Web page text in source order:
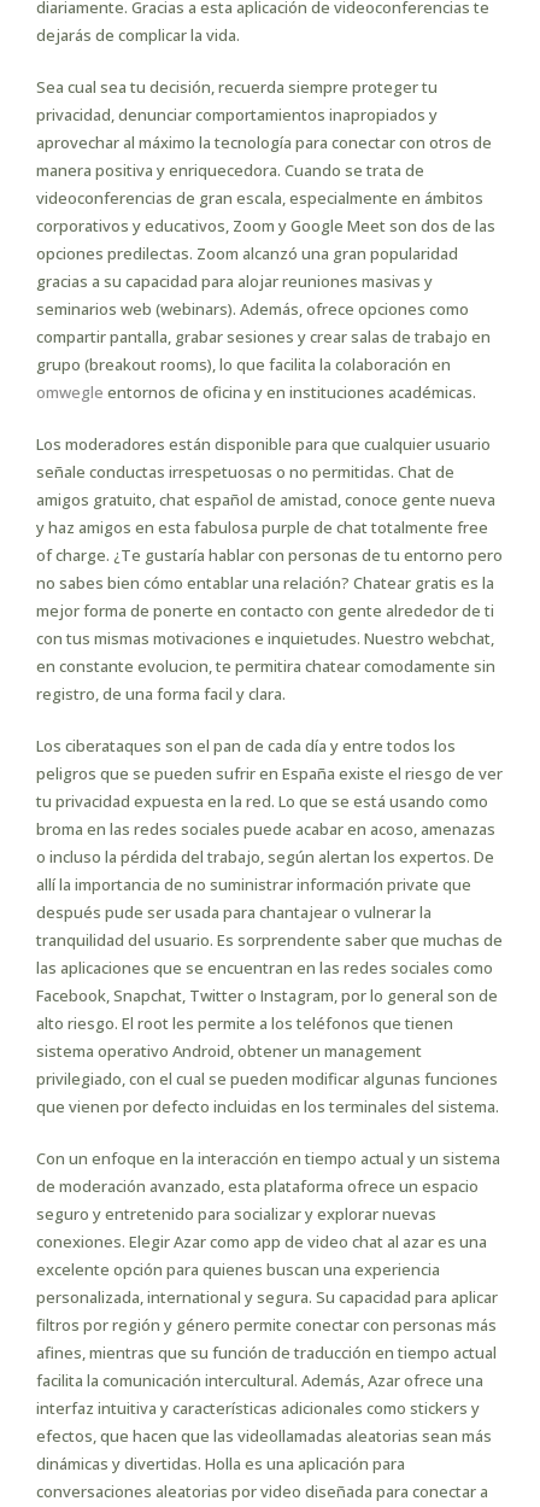
diariamente. Gracias a esta aplicación de videoconferencias te
dejarás de complicar la vida.
Sea cual sea tu decisión, recuerda siempre proteger tu
privacidad, denunciar comportamientos inapropiados y
aprovechar al máximo la tecnología para conectar con otros de
manera positiva y enriquecedora. Cuando se trata de
videoconferencias de gran escala, especialmente en ámbitos
corporativos y educativos, Zoom y Google Meet son dos de las
opciones predilectas. Zoom alcanzó una gran popularidad
gracias a su capacidad para alojar reuniones masivas y
seminarios web (webinars). Además, ofrece opciones como
compartir pantalla, grabar sesiones y crear salas de trabajo en
grupo (breakout rooms), lo que facilita la colaboración en
omwegle entornos de oficina y en instituciones académicas.
Los moderadores están disponible para que cualquier usuario
señale conductas irrespetuosas o no permitidas. Chat de
amigos gratuito, chat español de amistad, conoce gente nueva
y haz amigos en esta fabulosa purple de chat totalmente free
of charge. ¿Te gustaría hablar con personas de tu entorno pero
no sabes bien cómo entablar una relación? Chatear gratis es la
mejor forma de ponerte en contacto con gente alrededor de ti
con tus mismas motivaciones e inquietudes. Nuestro webchat,
en constante evolucion, te permitira chatear comodamente sin
registro, de una forma facil y clara.
Los ciberataques son el pan de cada día y entre todos los
peligros que se pueden sufrir en España existe el riesgo de ver
tu privacidad expuesta en la red. Lo que se está usando como
broma en las redes sociales puede acabar en acoso, amenazas
o incluso la pérdida del trabajo, según alertan los expertos. De
allí la importancia de no suministrar información private que
después pude ser usada para chantajear o vulnerar la
tranquilidad del usuario. Es sorprendente saber que muchas de
las aplicaciones que se encuentran en las redes sociales como
Facebook, Snapchat, Twitter o Instagram, por lo general son de
alto riesgo. El root les permite a los teléfonos que tienen
sistema operativo Android, obtener un management
privilegiado, con el cual se pueden modificar algunas funciones
que vienen por defecto incluidas en los terminales del sistema.
Con un enfoque en la interacción en tiempo actual y un sistema
de moderación avanzado, esta plataforma ofrece un espacio
seguro y entretenido para socializar y explorar nuevas
conexiones. Elegir Azar como app de video chat al azar es una
excelente opción para quienes buscan una experiencia
personalizada, international y segura. Su capacidad para aplicar
filtros por región y género permite conectar con personas más
afines, mientras que su función de traducción en tiempo actual
facilita la comunicación intercultural. Además, Azar ofrece una
interfaz intuitiva y características adicionales como stickers y
efectos, que hacen que las videollamadas aleatorias sean más
dinámicas y divertidas. Holla es una aplicación para
conversaciones aleatorias por video diseñada para conectar a